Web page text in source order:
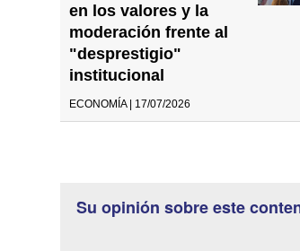
en los valores y la
moderación frente al
"desprestigio"
institucional
ECONOMÍA | 17/07/2026
Su opinión sobre este